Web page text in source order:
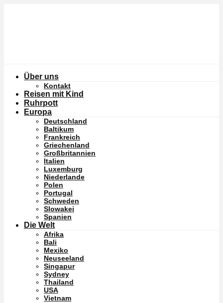
Über uns
Kontakt
Reisen mit Kind
Ruhrpott
Europa
Deutschland
Baltikum
Frankreich
Griechenland
Großbritannien
Italien
Luxemburg
Niederlande
Polen
Portugal
Schweden
Slowakei
Spanien
Die Welt
Afrika
Bali
Mexiko
Neuseeland
Singapur
Sydney
Thailand
USA
Vietnam